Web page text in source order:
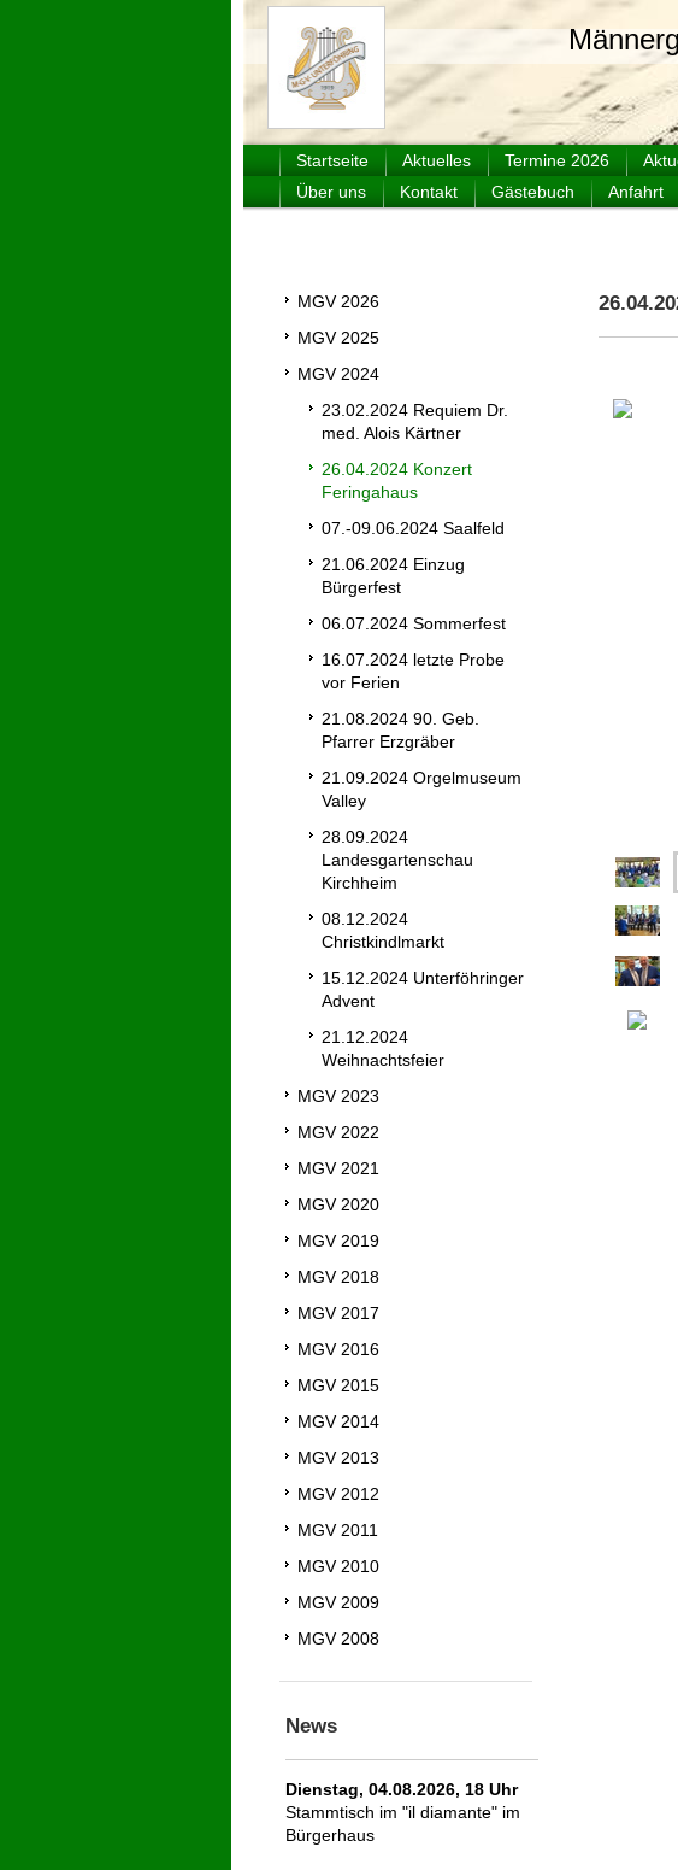
Startseite Aktuelles Termine 2026
Über uns
Kontakt Gästebuch Anfahrt
MGV 2026
MGV 2025
MGV 2024
23.02.2024 Requiem Dr.
med. Alois Kärtner
26.04.2024 Konzert
Feringahaus
07.-09.06.2024 Saalfeld
21.06.2024 Einzug
Bürgerfest
06.07.2024 Sommerfest
16.07.2024 letzte Probe
vor Ferien
21.08.2024 90. Geb.
Pfarrer Erzgräber
21.09.2024 Orgelmuseum
Valley
28.09.2024
Landesgartenschau
Kirchheim
08.12.2024
Christkindlmarkt
15.12.2024 Unterföhringer
Advent
21.12.2024
Weihnachtsfeier
MGV 2023
MGV 2022
MGV 2021
MGV 2020
MGV 2019
MGV 2018
MGV 2017
MGV 2016
MGV 2015
MGV 2014
MGV 2013
MGV 2012
MGV 2011
MGV 2010
MGV 2009
MGV 2008
News
Dienstag, 04.08.2026, 18 Uhr
Stammtisch im "il diamante" im
Bürgerhaus